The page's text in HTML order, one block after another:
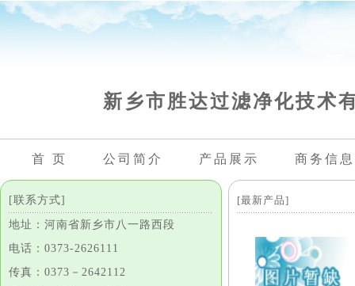
新乡市胜达过滤净化技术
首 页 公司简介 产品展示 商务信息
[联系方式]
地址：河南省新乡市八一路西段
电话：0373-2626111
传真：0373－2642112
[最新产品]